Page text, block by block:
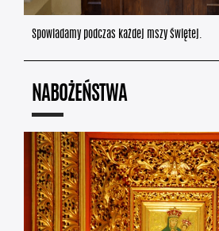
Spowiadamy podczas każdej mszy świętej.
NABOŻEŃSTWA